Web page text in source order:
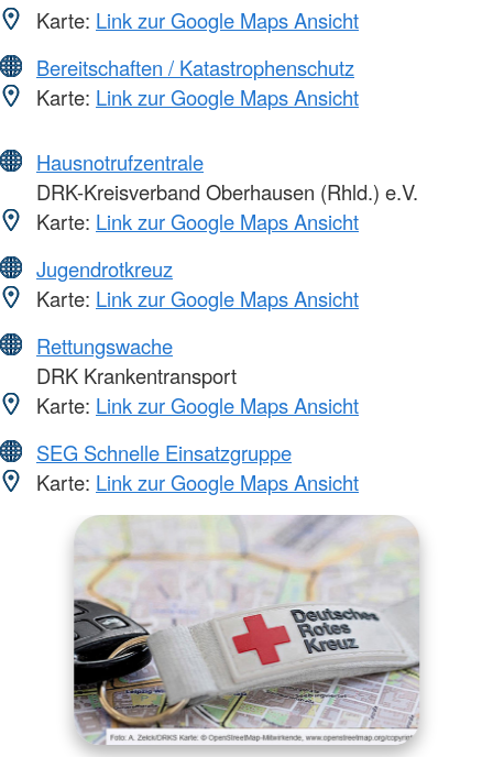
Karte: Link zur Google Maps Ansicht
Bereitschaften / Katastrophenschutz
Karte: Link zur Google Maps Ansicht
Hausnotrufzentrale
DRK-Kreisverband Oberhausen (Rhld.) e.V.
Karte: Link zur Google Maps Ansicht
Jugendrotkreuz
Karte: Link zur Google Maps Ansicht
Rettungswache
DRK Krankentransport
Karte: Link zur Google Maps Ansicht
SEG Schnelle Einsatzgruppe
Karte: Link zur Google Maps Ansicht